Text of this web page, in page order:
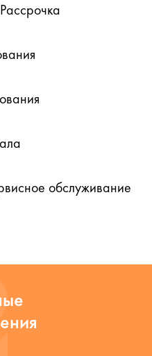
обслуживание